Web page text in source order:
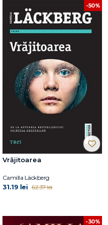
-50%
Vrăjitoarea
Camilla Läckberg
31.19 lei 62.37 lei
-30%